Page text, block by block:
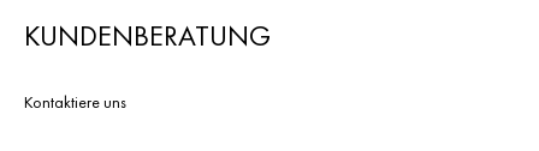
KUNDENBERATUNG
Kontaktiere uns